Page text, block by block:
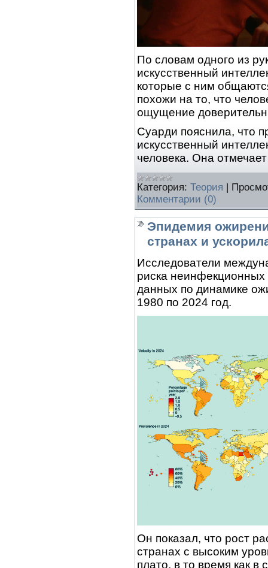
По словам одного из
искусственный
которые с ним
похожи на то, что
ощущение
Суарди пояснила, что
искусственный
человека. Она
Категория: Теория |
Комментарии (0)
Эпидемия
странах и
Исследователи
риска неинфекционных
данных по динамике
1980 по 2024 год.
Он показал, что рост
странах с высоким
плато, в то время как